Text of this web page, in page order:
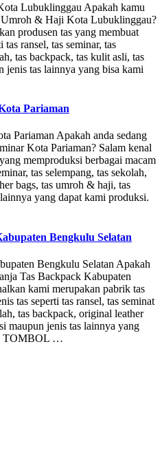
Lubuklinggau Apakah kamu
Umroh & Haji Kota Lubuklinggau?
produsen tas yang membuat
tas ransel, tas seminar, tas
tas backpack, tas kulit asli, tas
jenis tas lainnya yang bisa kami
Pariaman
Pariaman Apakah anda sedang
Kota Pariaman? Salam kenal
memproduksi berbagai macam
tas selempang, tas sekolah,
bags, tas umroh & haji, tas
yang dapat kami produksi.
Bengkulu Selatan
Bengkulu Selatan Apakah
Tas Backpack Kabupaten
kami merupakan pabrik tas
tas seperti tas ransel, tas seminat
tas backpack, original leather
maupun jenis tas lainnya yang
TOMBOL …